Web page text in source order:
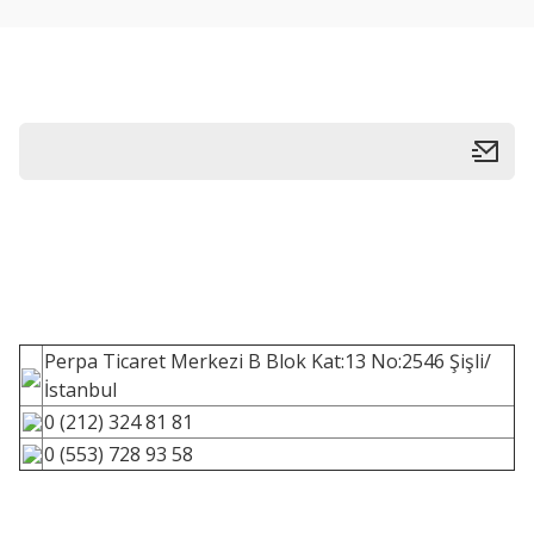
Perpa Ticaret Merkezi B Blok Kat:13 No:2546 Şişli/
İstanbul
0 (212) 324 81 81
0 (553) 728 93 58